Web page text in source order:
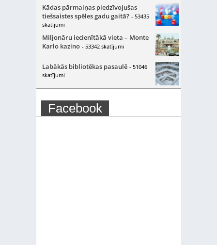
Kādas pārmaiņas piedzīvojušas
tiešsaistes spēles gadu gaitā? - 53435
skatījumi
Miljonāru iecienītākā vieta – Monte
Karlo kazino - 53342 skatījumi
Labākās bibliotēkas pasaulē - 51046
skatījumi
Facebook